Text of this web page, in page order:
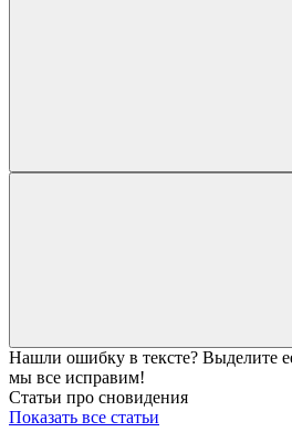
Нашли ошибку в тексте? Выделите
мы все исправим!
Статьи про сновидения
Показать все статьи